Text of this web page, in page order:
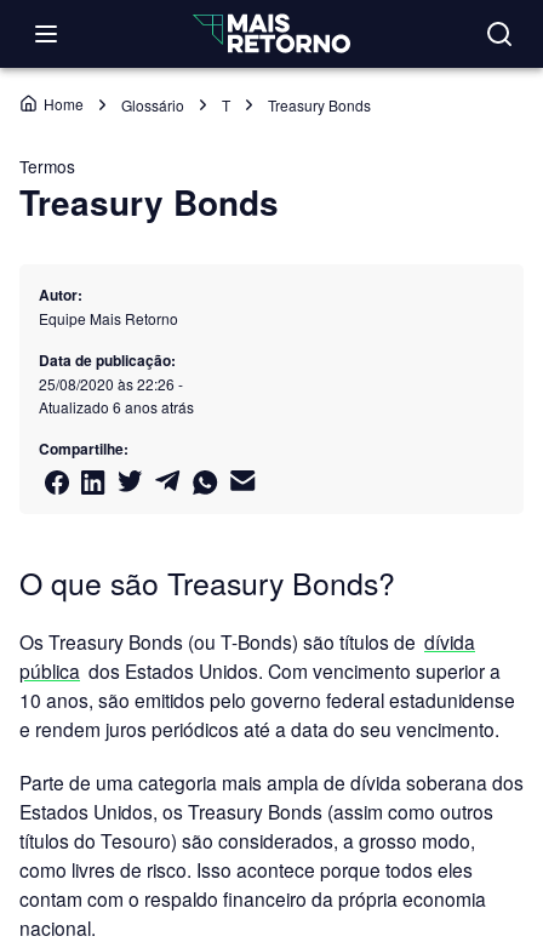
Home Glossário T Treasury Bonds
Termos
Treasury Bonds
Autor:
Equipe Mais Retorno
Data de publicação:
25/08/2020 às 22:26 -
Atualizado 6 anos atrás
Compartilhe:
O que são Treasury Bonds?
Os Treasury Bonds (ou T-Bonds) são títulos de dívida
pública dos Estados Unidos. Com vencimento superior a
10 anos, são emitidos pelo governo federal estadunidense
e rendem juros periódicos até a data do seu vencimento.
Parte de uma categoria mais ampla de dívida soberana dos
Estados Unidos, os Treasury Bonds (assim como outros
títulos do Tesouro) são considerados, a grosso modo,
como livres de risco. Isso acontece porque todos eles
contam com o respaldo financeiro da própria economia
nacional.